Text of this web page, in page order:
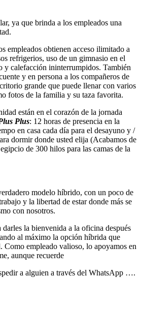
ya que brinda a los empleados una
empleados obtienen acceso ilimitado a
refrigerios, uso de un gimnasio en el
y calefacción ininterrumpidos. También
y en persona a los compañeros de
grande que puede llenar con varios
fotos de la familia y su taza favorita.
están en el corazón de la jornada
Plus: 12 horas de presencia en la
en casa cada día para el desayuno y /
dormir donde usted elija (Acabamos de
de 300 hilos para las camas de la
modelo híbrido, con un poco de
y la libertad de estar donde más se
con nosotros.
la bienvenida a la oficina después
al máximo la opción híbrida que
Como empleado valioso, lo apoyamos en
aunque recuerde
a alguien a través del WhatsApp ….